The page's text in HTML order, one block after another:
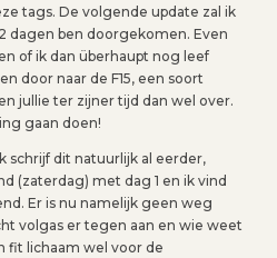
tags. De volgende update zal ik
dagen ben doorgekomen. Even
of ik dan überhaupt nog leef
door naar de F15, een soort
jullie ter zijner tijd dan wel over.
gaan doen!
schrijf dit natuurlijk al eerder,
(zaterdag) met dag 1 en ik vind
Er is nu namelijk geen weg
volgas er tegen aan en wie weet
fit lichaam wel voor de